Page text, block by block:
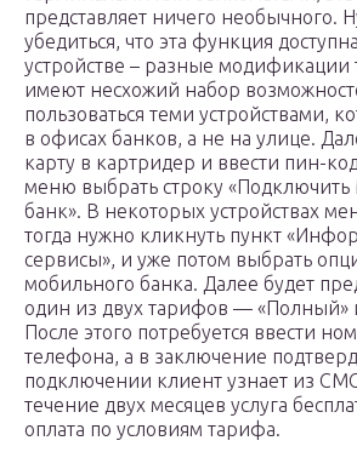
представляет ничего необычного.
убедиться, что эта функция
устройстве – разные модификации
имеют несхожий набор
пользоваться теми устройствами,
в офисах банков, а не на улице.
карту в картридер и ввести пин-
меню выбрать строку
банк». В некоторых устройствах
тогда нужно кликнуть пункт
сервисы», и уже потом выбрать
мобильного банка. Далее будет
один из двух тарифов — «Полный»
После этого потребуется ввести
телефона, а в заключение
подключении клиент узнает из
течение двух месяцев услуга
оплата по условиям тарифа.